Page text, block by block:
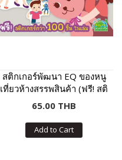
สติกเกอร์พัฒนา EQ ของหนู
เที่ยวห้างสรรพสินค้า (ฟรี! สติ
กเกอร์กว่า 100 ชิ้น ในเล่ม)
65.00 THB
Add to Cart